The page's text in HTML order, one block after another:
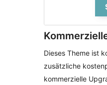
Dieses Theme ist
zusätzliche
kommerzielle